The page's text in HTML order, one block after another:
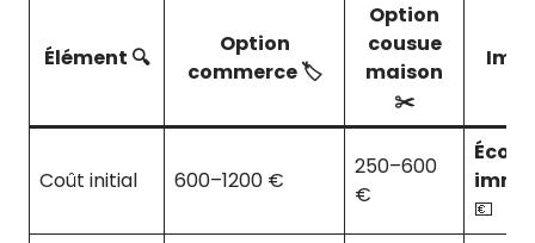
Élément 🔍
Option
commerce 🏷️
Option
cousue
maison
✂️
Coût initial 600–1200 €
250–600
€
💶